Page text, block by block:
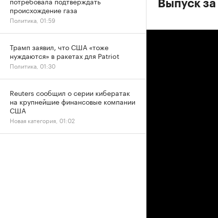
Выпуск
происхождение газа
Политика, 01:59
Трамп заявил, что США «тоже
нуждаются» в ракетах для Patriot
Политика, 01:30
Reuters сообщил о серии кибератак
на крупнейшие финансовые компании
США
Новая категория, 01:02